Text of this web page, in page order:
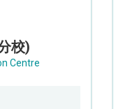
校)
Centre